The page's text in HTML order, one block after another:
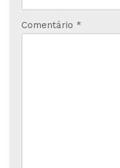
Comentário *